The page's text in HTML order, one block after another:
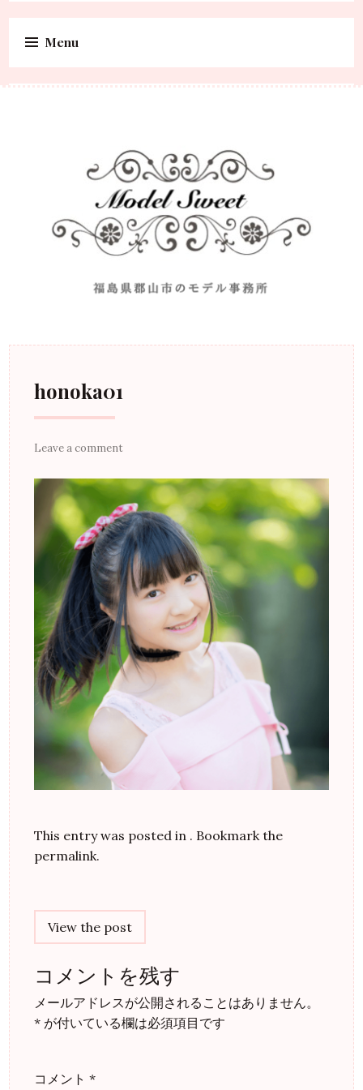
Menu
Model Sweet |福島県
郡山市のモデル事務
honoka01
Leave a comment
This entry was posted in . Bookmark the
permalink.
navigation
View the post
コメントを残す
メールアドレスが公開されることはありません。
* が付いている欄は必須項目です
コメント*